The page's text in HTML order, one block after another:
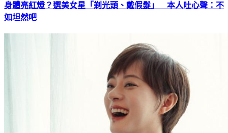
身體亮紅燈？選美女星「剃光頭、戴假髮」 本人吐心聲：不
如坦然吧